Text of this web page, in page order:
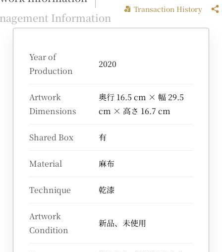
Information
Transaction History
Year of
Production
2020
Artwork
Dimensions
奥行 16.5 cm × 幅 29.5
cm × 高さ 16.7 cm
Shared Box 有
Material 麻布
Technique 乾漆
Artwork
Condition
新品、未使用